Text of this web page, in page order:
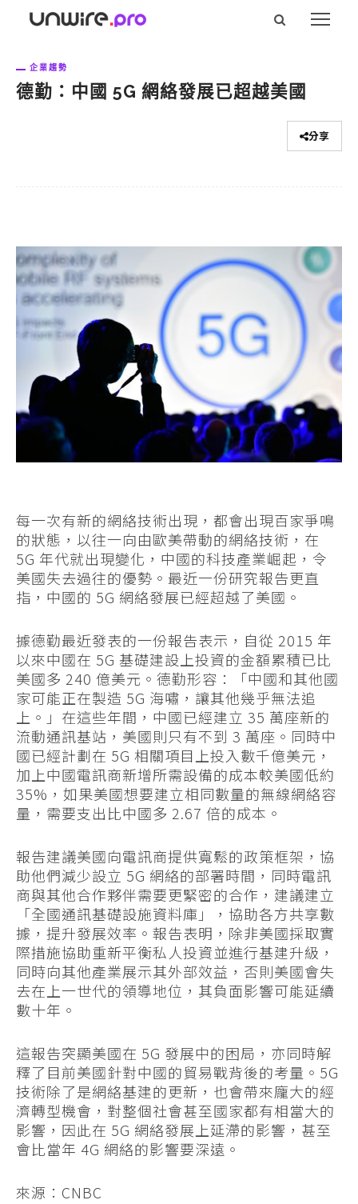
企業趨勢
德勤：中國 5G 網絡發展已超越美國
分享
每一次有新的網絡技術出現，都會出現百家爭鳴
的狀態，以往一向由歐美帶動的網絡技術，在
5G 年代就出現變化，中國的科技產業崛起，令
美國失去過往的優勢。最近一份研究報告更直
指，中國的 5G 網絡發展已經超越了美國。
據德勤最近發表的一份報告表示，自從 2015 年
以來中國在 5G 基礎建設上投資的金額累積已比
美國多 240 億美元。德勤形容：「中國和其他國
家可能正在製造 5G 海嘯，讓其他幾乎無法追
上。」在這些年間，中國已經建立 35 萬座新的
流動通訊基站，美國則只有不到 3 萬座。同時中
國已經計劃在 5G 相關項目上投入數千億美元，
加上中國電訊商新增所需設備的成本較美國低約
35%，如果美國想要建立相同數量的無線網絡容
量，需要支出比中國多 2.67 倍的成本。
報告建議美國向電訊商提供寬鬆的政策框架，協
助他們減少設立 5G 網絡的部署時間，同時電訊
商與其他合作夥伴需要更緊密的合作，建議建立
「全國通訊基礎設施資料庫」，協助各方共享數
據，提升發展效率。報告表明，除非美國採取實
際措施協助重新平衡私人投資並進行基建升級，
同時向其他產業展示其外部效益，否則美國會失
去在上一世代的領導地位，其負面影響可能延續
數十年。
這報告突顯美國在 5G 發展中的困局，亦同時解
釋了目前美國針對中國的貿易戰背後的考量。5G
技術除了是網絡基建的更新，也會帶來龐大的經
濟轉型機會，對整個社會甚至國家都有相當大的
影響，因此在 5G 網絡發展上延滯的影響，甚至
會比當年 4G 網絡的影響要深遠。
來源：CNBC